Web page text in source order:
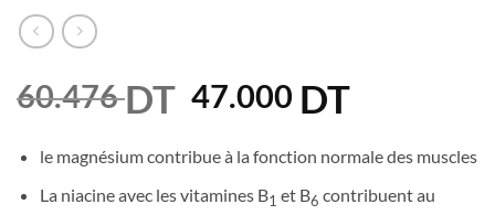
60.476DT Le
initial
était :
47.000 DTLe
actuel
est :
le magnésium contribue à la fonction normale des muscles
La niacine avec les vitamines B1 et B6 contribuent au